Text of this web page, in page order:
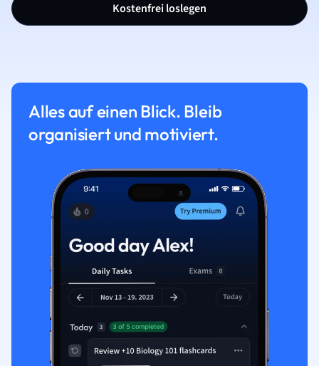
Kostenfrei loslegen
Alles auf einen Blick. Bleib
organisiert und motiviert.